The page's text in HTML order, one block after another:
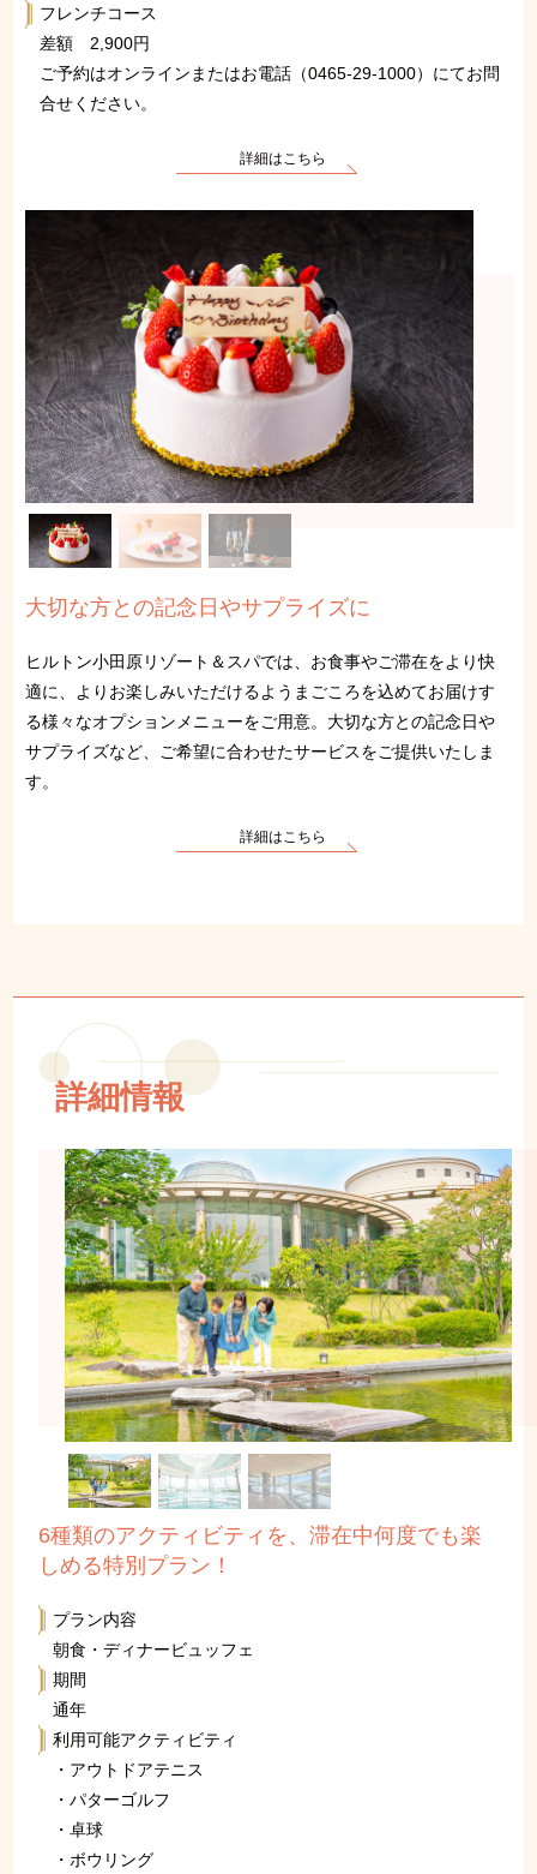
フレンチコース
差額 2,900円
ご予約はオンラインまたはお電話（0465-29-1000）にてお問
合せください。
詳細はこちら
大切な方との記念日やサプライズに
ヒルトン小田原リゾート＆スパでは、お食事やご滞在をより快
適に、よりお楽しみいただけるようまごころを込めてお届けす
る様々なオプションメニューをご用意。大切な方との記念日や
サプライズなど、ご希望に合わせたサービスをご提供いたしま
す。
詳細はこちら
詳細情報
6種類のアクティビティを、滞在中何度でも楽
しめる特別プラン！
プラン内容
朝食・ディナービュッフェ
期間
通年
利用可能アクティビティ
・アウトドアテニス
・パターゴルフ
・卓球
・ボウリング